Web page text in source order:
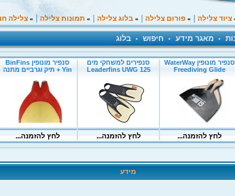
ציוד צלילה » פורום צלילה » בלוג צלילה » תמונות צלילה » צלילה
• מאגר מידע • חיפוש • בלוג
מידע